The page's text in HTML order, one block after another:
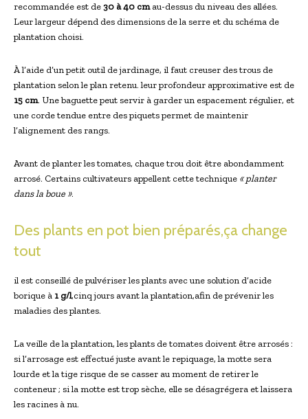
recommandée est de30 à 40 cmau-dessus du niveau des allées.
Leur largeur dépend des dimensions de la serre et du schéma de
plantation choisi.
À l’aide d’un petit outil de jardinage, il faut creuser des trous de
plantation selon le plan retenu. leur profondeur approximative est de
15 cm. Une baguette peut servir à garder un espacement régulier, et
une corde tendue entre des piquets permet de maintenir
l’alignement des rangs.
Avant de planter les tomates, chaque trou doit être abondamment
arrosé. Certains cultivateurs appellent cette technique « planter
dans la boue ».
Des plants en pot bien préparés,ça change
tout
il est conseillé de pulvériser les plants avec une solution d’acide
borique à 1 g/l,cinq jours avant la plantation,afin de prévenir les
maladies des plantes.
La veille de la plantation, les plants de tomates doivent être arrosés :
si l’arrosage est effectué juste avant le repiquage, la motte sera
lourde et la tige risque de se casser au moment de retirer le
conteneur ; si la motte est trop sèche, elle se désagrégera et laissera
les racines à nu.